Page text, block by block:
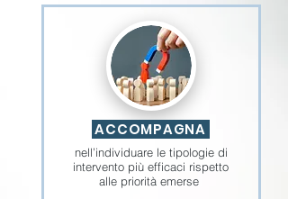
ACCOMPAGNA
nell’individuare le tipologie di
intervento più efficaci rispetto
alle priorità emerse